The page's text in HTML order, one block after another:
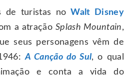
de turistas noWalt Disney
a atração Splash Mountain,
seus personagens vêm de
A Canção do Sul, o qual
e conta a vida do